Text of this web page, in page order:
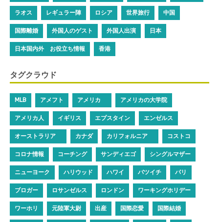
ラオス レギュラー陣 ロシア 世界旅行 中国
国際離婚 外国人のゲスト 外国人出演 日本
日本国内外 お役立ち情報 香港
タグクラウド
MLB アメフト アメリカ アメリカの大学院
アメリカ人 イギリス エプスタイン エンゼルス
オーストラリア カナダ カリフォルニア コストコ
コロナ情報 コーチング サンディエゴ シングルマザー
ニューヨーク ハリウッド ハワイ バツイチ パリ
ブロガー ロサンゼルス ロンドン ワーキングホリデー
ワーホリ 元陸軍大尉 出産 国際恋愛 国際結婚